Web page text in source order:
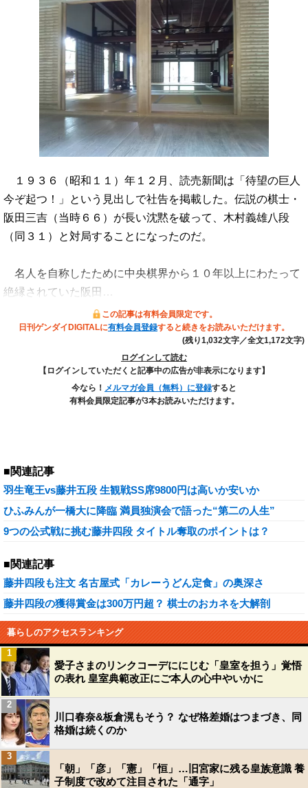
１９３６（昭和１１）年１２月、読売新聞は「待望の巨人
今ぞ起つ！」という見出しで社告を掲載した。伝説の棋士・
阪田三吉（当時６６）が長い沈黙を破って、木村義雄八段
（同３１）と対局することになったのだ。
名人を自称したために中央棋界から１０年以上にわたって
絶縁されていた阪田…
この記事は有料会員限定です。
日刊ゲンダイDIGITALに有料会員登録すると続きをお読みいただけます。
(残り1,032文字／全文1,172文字)
ログインして読む
【ログインしていただくと記事中の広告が非表示になります】
今なら！ メルマガ会員（無料）に登録すると
有料会員限定記事が3本お読みいただけます。
■関連記事
羽生竜王vs藤井五段 生観戦SS席9800円は高いか安いか
ひふみんが一橋大に降臨 満員独演会で語った“第二の人生”
9つの公式戦に挑む藤井四段 タイトル奪取のポイントは？
■関連記事
藤井四段も注文 名古屋式「カレーうどん定食」の奥深さ
藤井四段の獲得賞金は300万円超？ 棋士のおカネを大解剖
暮らしのアクセスランキング
愛子さまのリンクコーデににじむ「皇室を担う」覚悟
の表れ 皇室典範改正にご本人の心中やいかに
1
川口春奈&板倉滉もそう？ なぜ格差婚はつまづき、同
格婚は続くのか
2
「朝」「彦」「憲」「恒」…旧宮家に残る皇族意識 養
子制度で改めて注目された「通字」
3